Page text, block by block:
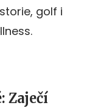
golf i
Zaječí